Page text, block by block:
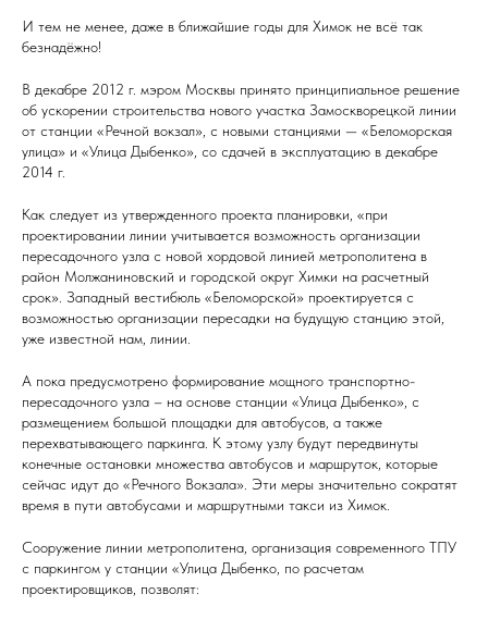
И тем не менее, даже в ближайшие годы для Химок не всё так
безнадёжно!
В декабре 2012 г. мэром Москвы принято принципиальное решение
об ускорении строительства нового участка Замоскворецкой линии
от станции «Речной вокзал», с новыми станциями — «Беломорская
улица» и «Улица Дыбенко», со сдачей в эксплуатацию в декабре
2014 г.
Как следует из утвержденного проекта планировки, «при
проектировании линии учитывается возможность организации
пересадочного узла с новой хордовой линией метрополитена в
район Молжаниновский и городской округ Химки на расчетный
срок». Западный вестибюль «Беломорской» проектируется с
возможностью организации пересадки на будущую станцию этой,
уже известной нам, линии.
А пока предусмотрено формирование мощного транспортно-
пересадочного узла – на основе станции «Улица Дыбенко», с
размещением большой площадки для автобусов, а также
перехватывающего паркинга. К этому узлу будут передвинуты
конечные остановки множества автобусов и маршруток, которые
сейчас идут до «Речного Вокзала». Эти меры значительно сократят
время в пути автобусами и маршрутными такси из Химок.
Сооружение линии метрополитена, организация современного ТПУ
с паркингом у станции «Улица Дыбенко, по расчетам
проектировщиков, позволят: